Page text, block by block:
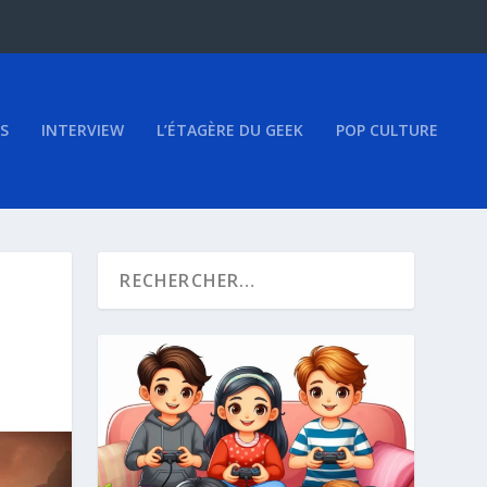
INTERVIEW L’ÉTAGÈRE DU GEEK POP CULTURE